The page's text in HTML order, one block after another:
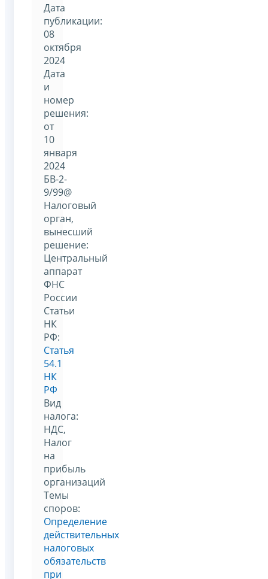
Дата
публикации:
08
октября
2024
Дата
и
номер
решения:
от
10
января
2024
БВ-2-
9/99@
Налоговый
орган,
вынесший
решение:
Центральный
аппарат
ФНС
России
Статьи
НК
РФ:
Статья
54.1
НК
РФ
Вид
налога:
НДС,
Налог
на
прибыль
организаций
Темы
споров:
Определение
действительных
налоговых
обязательств
при